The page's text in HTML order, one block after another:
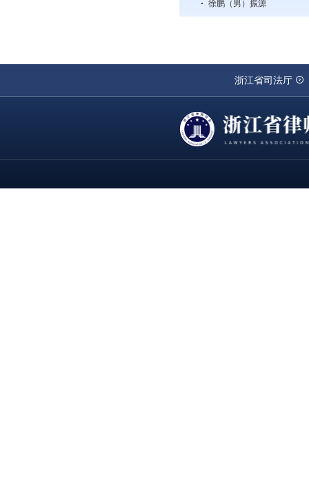
徐鹏（男） 振源
浙江省司法厅